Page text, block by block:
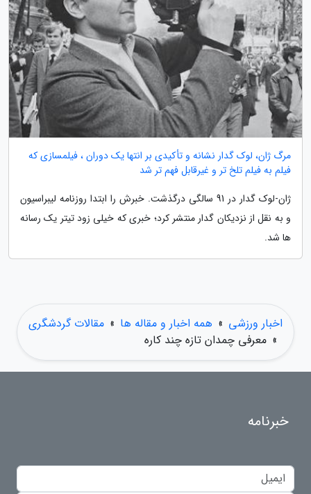
مرگ ژان، لوک گدار نشانه و تأکیدی بر انتها یک دوران ، فیلمسازی که
فیلم به فیلم تلخ تر و غیرقابل فهم تر شد
ژان-لوک گدار در 91 سالگی درگذشت. خبرش را ابتدا روزنامه لیبراسیون
و به نقل از نزدیکان گدار منتشر کرد؛ خبری که خیلی زود تیتر یک رسانه
ها شد.
اخبار ورزشی » همه اخبار و مقاله ها » مقالات گردشگری
» معرفی چمدان تازه چند کاره
خبرنامه